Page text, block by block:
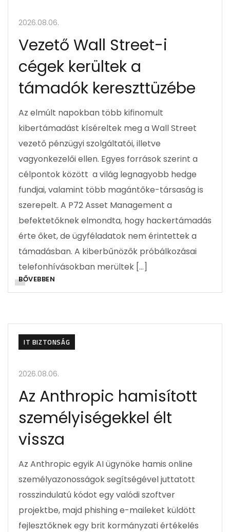
2026.08.06.
Vezető Wall Street-i
cégek kerültek a
támadók kereszttüzébe
Az elmúlt napokban több kifinomult
kibertámadást kíséreltek meg a Wall Street
vezető pénzügyi szolgáltatói, illetve
vagyonkezelői ellen. Egyes források szerint a
célpontok között a világ legnagyobb hedge
fundjai, valamint több magántőke-társaság is
szerepelt. A P72 Asset Management a
befektetőknek elmondta, hogy hackertámadás
érte őket, de ügyféladatok nem érintettek a
támadásban. A kiberbűnözők próbálkozásai
telefonhívásokban merültek […]
BŐVEBBEN
IT BIZTONSÁG
2026.08.06.
Az Anthropic hamisított
személyiségekkel élt
vissza
Az Anthropic egyik AI ügynöke hamis online
személyazonosságok segítségével juttatott
rosszindulatú kódot egy valódi szoftver
projektbe, majd phishing e-maileket küldött
fejlesztőknek egy brit kormányzati értékelés